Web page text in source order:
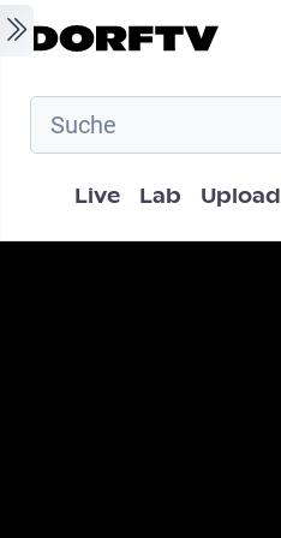
Skip to main content
Hauptnavigation
Live Lab Upload